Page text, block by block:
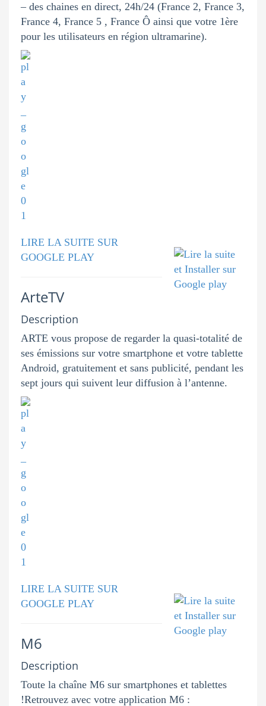
– des chaines en direct, 24h/24 (France 2, France 3,
France 4, France 5 , France Ô ainsi que votre 1ère
pour les utilisateurs en région ultramarine).
LIRE LA SUITE SUR
GOOGLE PLAY
ArteTV
Description
ARTE vous propose de regarder la quasi-totalité de
ses émissions sur votre smartphone et votre tablette
Android, gratuitement et sans publicité, pendant les
sept jours qui suivent leur diffusion à l’antenne.
LIRE LA SUITE SUR
GOOGLE PLAY
M6
Description
Toute la chaîne M6 sur smartphones et tablettes
!Retrouvez avec votre application M6 :